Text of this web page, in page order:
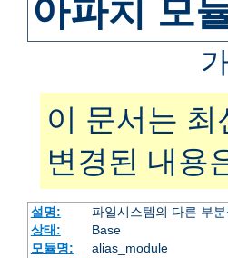
아파치 모
이 문서는
변경된 내용
설명:
파일시스템의 다른 부
상태:
Base
모듈명:
alias_module